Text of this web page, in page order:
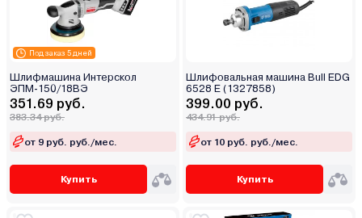
Под заказ 5 дней
Шлифмашина Интерскол
ЭПМ-150/18ВЭ
351.69 руб.
383.34 руб.
от 9 руб. руб./мес.
Купить
Шлифовальная машина Bull EDG
6528 E (1327858)
399.00 руб.
434.91 руб.
от 10 руб. руб./мес.
Купить